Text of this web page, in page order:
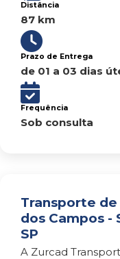
Distância
87 km
Prazo de Entrega
de 01 a 03 dias
Frequência
Sob consulta
Transporte de
dos Campos -
SP
A Zurcad